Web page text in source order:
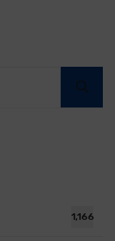
1,166